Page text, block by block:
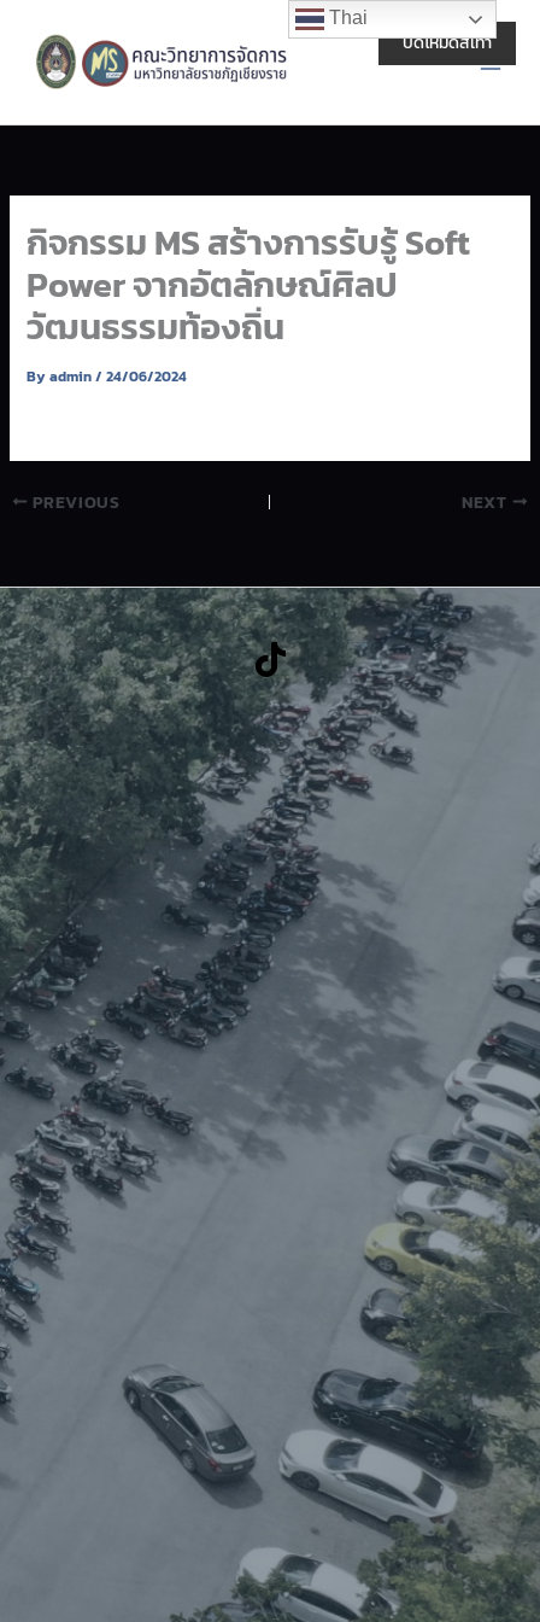
content
Main
กิจกรรม MS สร้างการรับรู้ Soft
Power จากอัตลักษณ์ศิลป
วัฒนธรรมท้องถิ่น
Byadmin/24/06/2024
PREVIOUS NEXT
Thai
ปิดโหมดสีเทา